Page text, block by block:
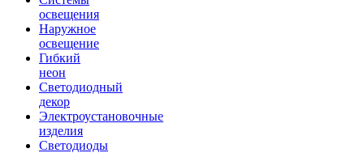
освещения
Наружное
освещение
Гибкий
неон
Светодиодный
декор
Электроустановочные
изделия
Светодиоды